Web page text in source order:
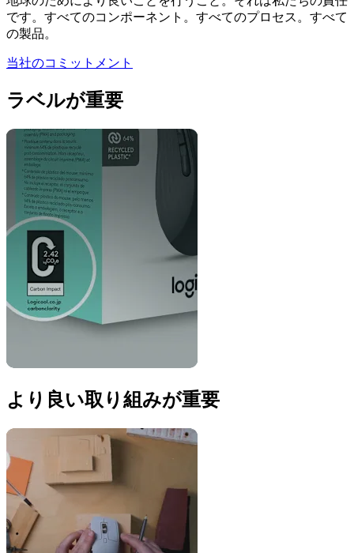
です。すべてのコンポーネント。すべてのプロセス。すべて
の製品。
当社のコミットメント
ラベルが重要
より良い取り組みが重要